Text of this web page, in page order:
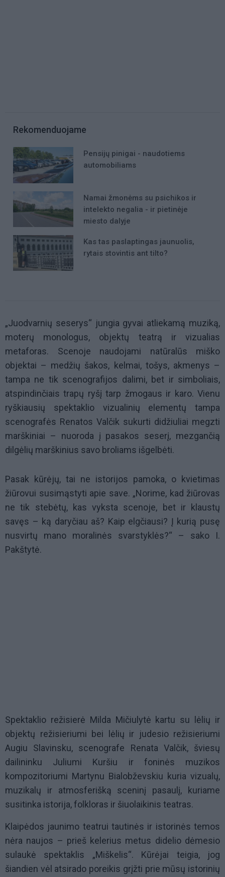
Rekomenduojame
Pensijų pinigai - naudotiems
automobiliams
Namai žmonėms su psichikos ir
intelekto negalia - ir pietinėje
miesto dalyje
Kas tas paslaptingas jaunuolis,
rytais stovintis ant tilto?
„Juodvarnių seserys“ jungia gyvai atliekamą muziką,
moterų monologus, objektų teatrą ir vizualias
metaforas. Scenoje naudojami natūralūs miško
objektai – medžių šakos, kelmai, tošys, akmenys –
tampa ne tik scenografijos dalimi, bet ir simboliais,
atspindinčiais trapų ryšį tarp žmogaus ir karo. Vienu
ryškiausių spektaklio vizualinių elementų tampa
scenografės Renatos Valčik sukurti didžiuliai megzti
marškiniai – nuoroda į pasakos seserį, mezgančią
dilgėlių marškinius savo broliams išgelbėti.
Pasak kūrėjų, tai ne istorijos pamoka, o kvietimas
žiūrovui susimąstyti apie save. „Norime, kad žiūrovas
ne tik stebėtų, kas vyksta scenoje, bet ir klaustų
savęs – ką daryčiau aš? Kaip elgčiausi? Į kurią pusę
nusvirtų mano moralinės svarstyklės?“ – sako I.
Pakštytė.
Spektaklio režisierė Milda Mičiulytė kartu su lėlių ir
objektų režisieriumi bei lėlių ir judesio režisieriumi
Augiu Slavinsku, scenografe Renata Valčik, šviesų
dailininku Juliumi Kuršiu ir foninės muzikos
kompozitoriumi Martynu Bialobževskiu kuria vizualų,
muzikalų ir atmosferišką sceninį pasaulį, kuriame
susitinka istorija, folkloras ir šiuolaikinis teatras.
Klaipėdos jaunimo teatrui tautinės ir istorinės temos
nėra naujos – prieš kelerius metus didelio dėmesio
sulaukė spektaklis „Miškelis“. Kūrėjai teigia, jog
šiandien vėl atsirado poreikis grįžti prie mūsų istorinių